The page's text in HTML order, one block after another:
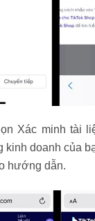
Xác minh tài
kinh doanh của
hướng dẫn.